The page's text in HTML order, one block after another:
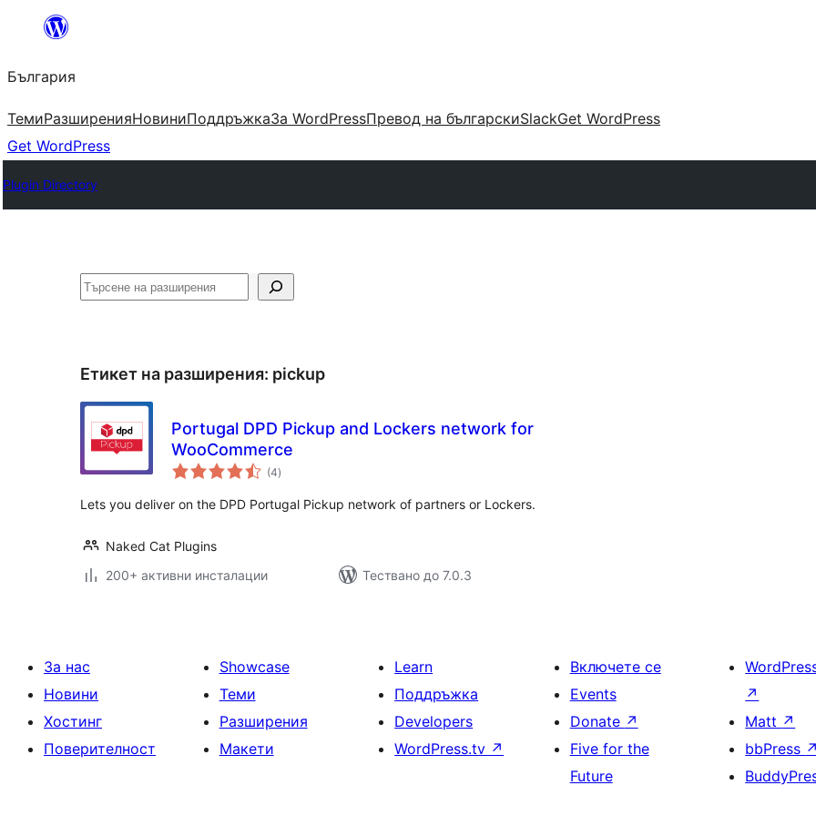
България
ТемиРазширенияНовиниПоддръжкаЗа WordPressПревод на българскиSlackGet WordPress
Get WordPress
Plugin Directory
Търсене
Етикет на разширения: pickup
Portugal DPD Pickup and Lockers network for
WooCommerce
(4общо
оценки
)
Lets you deliver on the DPD Portugal Pickup network of partners or Lockers.
Naked Cat Plugins
200+ активни инсталации
Тествано до 7.0.3
За нас
Новини
Хостинг
Поверителност
Showcase
Теми
Разширения
Макети
Learn
Поддръжка
Developers
WordPress.tv ↗
Включете се
Events
Donate ↗
Five for the
Future
↗
Matt ↗
bbPress ↗